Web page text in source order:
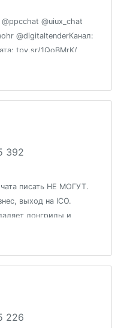
@uiux_chat
@digitaltenderКанал:
tpv.sr/1QoBMrK/
вакансии⛔️религия,
392
писать НЕ МОГУТ.
выход на ICO.
лонгриды и
канал: @tgchan
226